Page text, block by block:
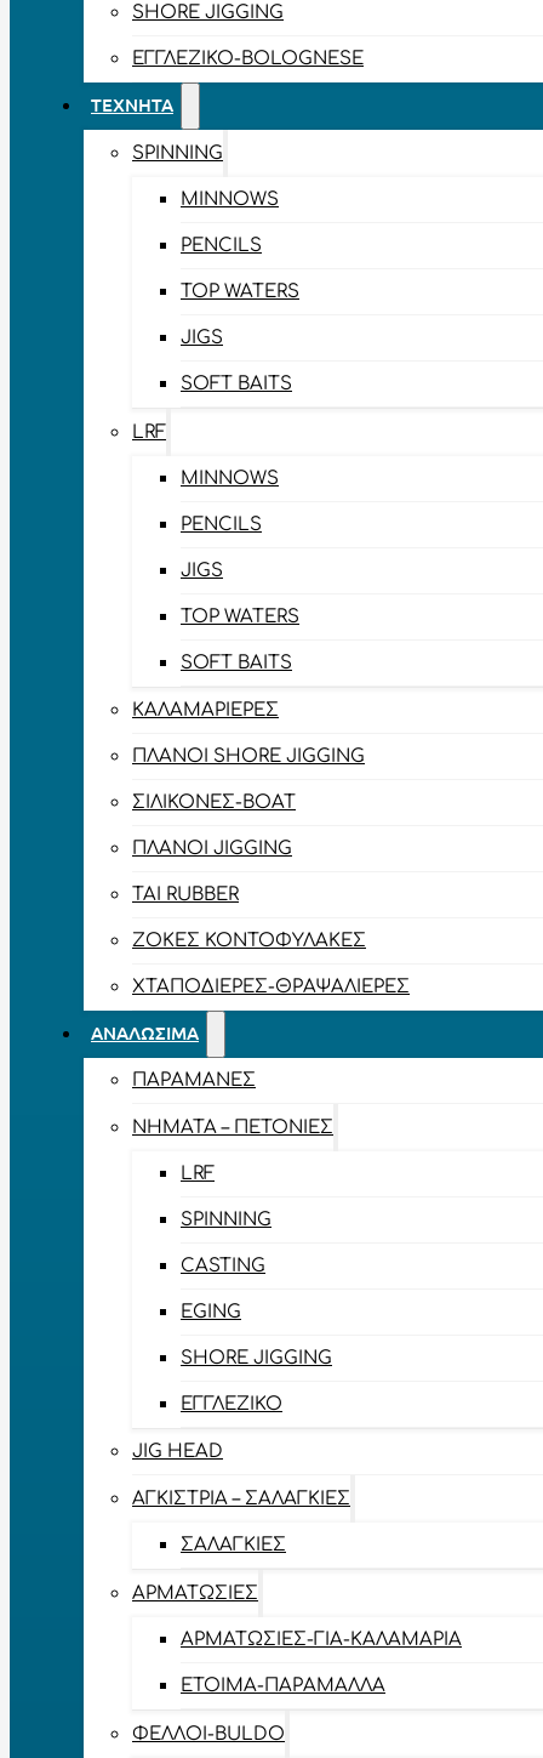
SHORE JIGGING
ΕΓΓΛΈΖΙΚΟ-BOLOGNESE
ΤΕΧΝΗΤΆ
SPINNING
MINNOWS
PENCILS
TOP WATERS
JIGS
SOFT BAITS
LRF
MINNOWS
PENCILS
JIGS
TOP WATERS
SOFT BAITS
ΚΑΛΑΜΑΡΙΈΡΕΣ
ΠΛΆΝΟΙ SHORE JIGGING
ΣΙΛΙΚΌΝΕΣ-BOAT
ΠΛΆΝΟΙ JIGGING
TAI RUBBER
ΖΌΚΕΣ ΚΟΝΤΟΦΎΛΑΚΕΣ
ΧΤΑΠΟΔΙΈΡΕΣ-ΘΡΑΨΑΛΙΈΡΕΣ
ΑΝΑΛΏΣΙΜΑ
ΠΑΡΑΜΆΝΕΣ
ΝΉΜΑΤΑ – ΠΕΤΟΝΙΈΣ
LRF
SPINNING
CASTING
EGING
SHORE JIGGING
ΕΓΓΛΈΖΙΚΟ
JIG HEAD
ΑΓΚΊΣΤΡΙΑ – ΣΑΛΑΓΚΙΈΣ
ΣΑΛΑΓΚΙΈΣ
ΑΡΜΑΤΩΣΙΈΣ
ΑΡΜΑΤΩΣΙΈΣ-ΓΙΑ-ΚΑΛΑΜΆΡΙΑ
ΈΤΟΙΜΑ-ΠΑΡΆΜΑΛΛΑ
ΦΕΛΛΟΊ-BULDO